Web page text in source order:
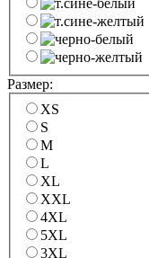
Размер:
XS
S
M
L
XL
XXL
4XL
5XL
3XL